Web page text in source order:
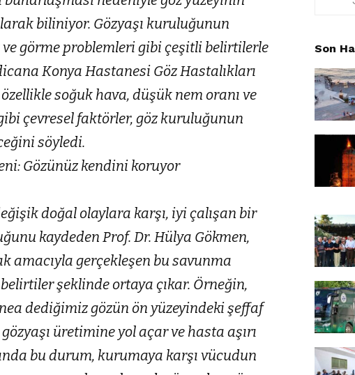
biliniyor. Gözyaşı kuruluğunun
ve görme problemleri gibi çeşitli belirtilerle
Konya Hastanesi Göz Hastalıkları
soğuk hava, düşük nem oranı ve
çevresel faktörler, göz kuruluğunun
söyledi.
Gözünüz kendini koruyor
doğal olaylara karşı, iyi çalışan bir
kaydeden Prof. Dr. Hülya Gökmen,
amacıyla gerçekleşen bu savunma
şeklinde ortaya çıkar. Örneğin,
dediğimiz gözün ön yüzeyindeki şeffaf
üretimine yol açar ve hasta aşırı
bu durum, kurumaya karşı vücudun
Son